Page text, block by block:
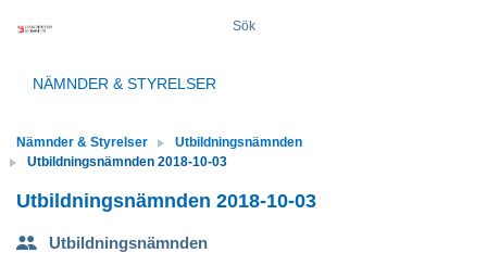
Sök
NÄMNDER & STYRELSER
Nämnder & Styrelser
Utbildningsnämnden
Utbildningsnämnden 2018-10-03
Utbildningsnämnden 2018-10-03
Utbildningsnämnden